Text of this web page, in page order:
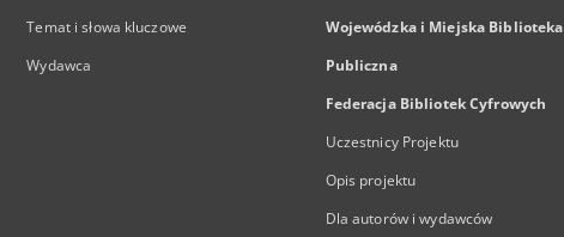
Temat i słowa kluczowe
Wydawca
Wojewódzka i Miejska Biblioteka
Publiczna
Federacja Bibliotek Cyfrowych
Uczestnicy Projektu
Opis projektu
Dla autorów i wydawców